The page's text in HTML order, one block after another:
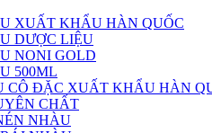
XUẤT KHẨU HÀN QUỐC
DƯỢC LIỆU
NONI GOLD
500ML
CÔ ĐẶC XUẤT KHẨU HÀN
CHẤT
NHÀU